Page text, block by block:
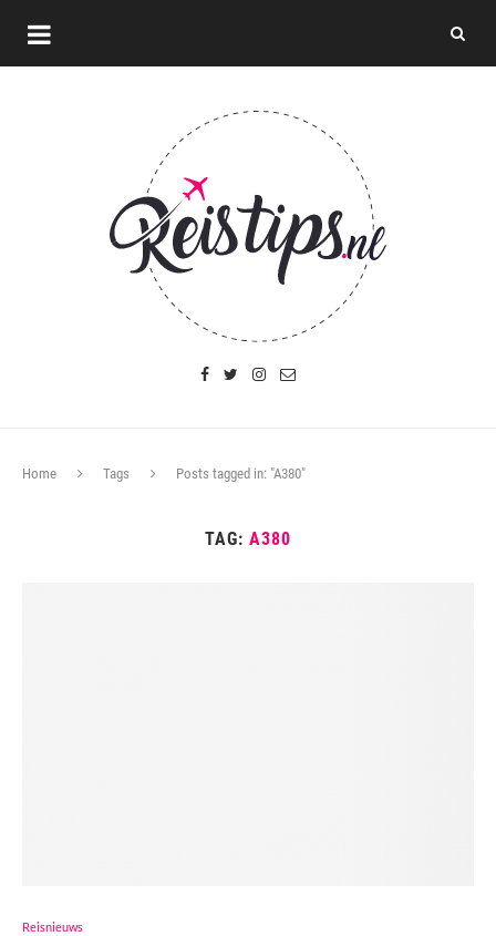
Home Tags Posts tagged in: "A380"
TAG: A380
Reisnieuws